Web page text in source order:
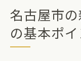
契約前の
不動産会
名古屋市で理
名古屋市
の基本ポイ